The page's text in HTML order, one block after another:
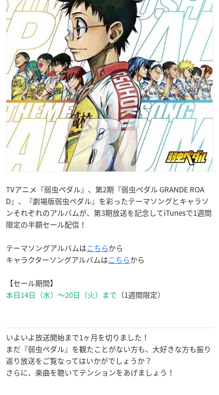
TVアニメ『弱虫ペダル』、第2期『弱虫ペダル GRANDE ROA
D』、『劇場版弱虫ペダル』を彩ったテーマソングとキャラソ
ンそれぞれのアルバムが、第3期放送を記念してiTunesで1週間
限定の半額セール配信！
テーマソングアルバムはこちらから
キャラクターソングアルバムはこちらから
【セール期間】
本日14日 （水）～20日 （火）まで （1週間限定）
いよいよ放送開始まで1ヶ月を切りました！
まだ『弱虫ペダル』を観たことがない方も、大好きな方も振り
返り放送をご覧なってはいかがでしょうか？
さらに、楽曲を聴いてテンションをあげましょう！